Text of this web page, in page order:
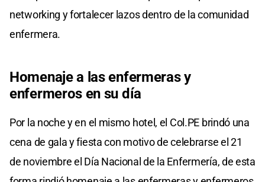
networking y fortalecer lazos dentro de la comunidad
enfermera.
Homenaje a las enfermeras y
enfermeros en su día
Por la noche y en el mismo hotel, el Col.PE brindó una
cena de gala y fiesta con motivo de celebrarse el 21
de noviembre el Día Nacional de la Enfermería, de esta